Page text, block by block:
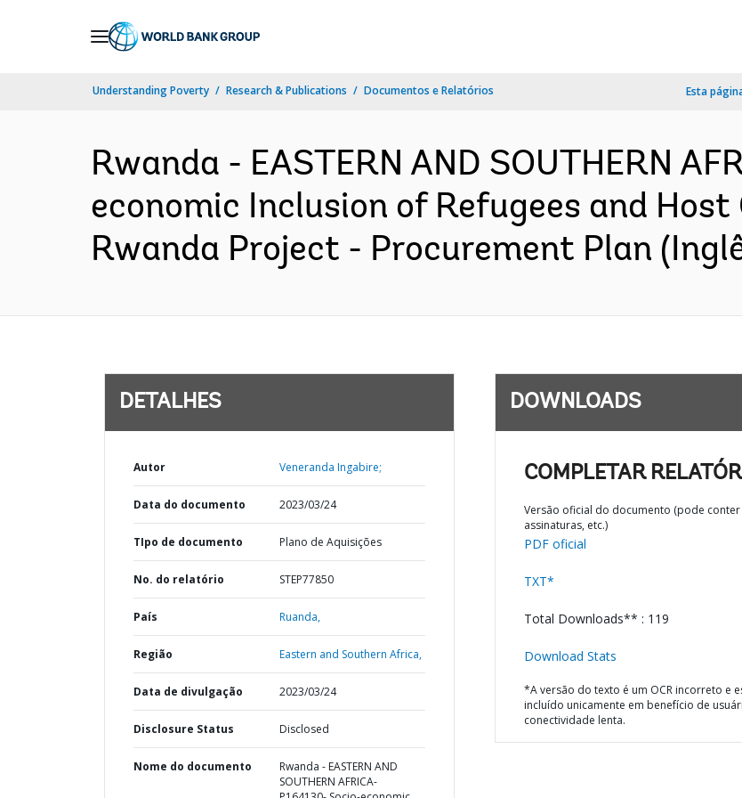
Understanding Poverty Research & Publications Documentos e Relatórios Esta
Rwanda - EASTERN AND SOUTHERN
economic Inclusion of Refugees and
Rwanda Project - Procurement Plan
DETALHES
Autor Veneranda Ingabire;
Data do documento 2023/03/24
TIpo de documento Plano de Aquisições
No. do relatório STEP77850
País Ruanda,
Região Eastern and Southern Africa,
Data de divulgação 2023/03/24
Disclosure Status Disclosed
Nome do documento
Rwanda - EASTERN AND
SOUTHERN AFRICA-
DOWNLOADS
COMPLETAR
Versão oficial do documento (pode conter
assinaturas, etc.)
PDF oficial
TXT*
Total Downloads** : 119
Download Stats
*A versão do texto é um OCR incorreto e
incluído unicamente em benefício de
conectividade lenta.